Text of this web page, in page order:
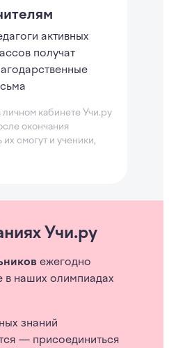
активных
получат
кабинете Учи.ру
окончания
их смогут и ученики,
Учи.ру
ежегодно
в наших олимпиадах
знаний
— присоединиться